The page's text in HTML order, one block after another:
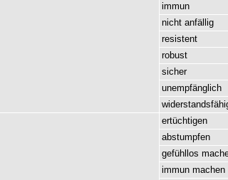
immun
nicht anfällig
resistent
robust
sicher
unempfänglich
ertüchtigen
abstumpfen
gefühllos
immun machen